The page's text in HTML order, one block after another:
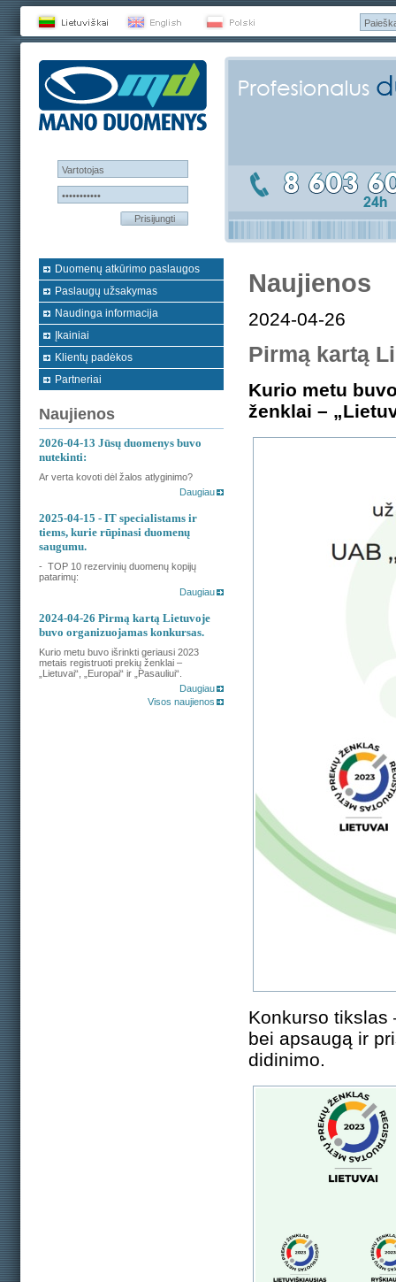
Prisijungti
Duomenų atkūrimo paslaugos
Paslaugų užsakymas
Naudinga informacija
Įkainiai
Klientų padėkos
Partneriai
Naujienos
2026-04-13 Jūsų duomenys buvo
nutekinti:
Ar verta kovoti dėl žalos atlyginimo?
Daugiau
2025-04-15 - IT specialistams ir
tiems, kurie rūpinasi duomenų
saugumu.
- TOP 10 rezervinių duomenų kopijų
patarimų:
Daugiau
2024-04-26 Pirmą kartą Lietuvoje
buvo organizuojamas konkursas.
Kurio metu buvo išrinkti geriausi 2023
metais registruoti prekių ženklai –
„Lietuvai“, „Europai“ ir „Pasauliui“.
Daugiau
Visos naujienos
Naujienos
2024-04-26
Pirmą kartą
Kurio metu
ženklai –
Konkurso tikslas
bei apsaugą ir
didinimo.